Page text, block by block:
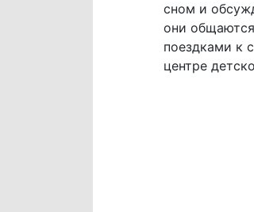
сном и
они
поездками к
центре